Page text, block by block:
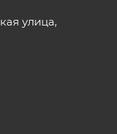
улица,